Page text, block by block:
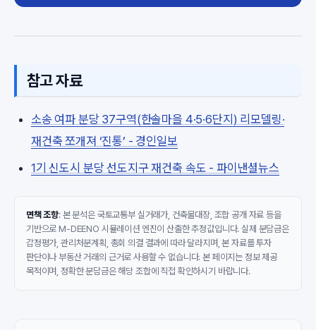
참고 자료
소송 여파 분당 37구역(한솔마을 4·5·6단지) 리모델링·
재건축 쪼개져 ‘진통’ - 경인일보
1기 신도시 분당 선도지구 재건축 속도 - 파이낸셜뉴스
면책 조항: 본 분석은 국토교통부 실거래가, 건축물대장, 조합 공개 자료 등을
기반으로 M-DEENO 시뮬레이션 엔진이 산출한 추정값입니다. 실제 분담금은
감정평가, 관리처분계획, 총회 의결 결과에 따라 달라지며, 본 자료를 투자
판단이나 부동산 거래의 근거로 사용할 수 없습니다. 본 페이지는 정보 제공
목적이며, 정확한 분담금은 해당 조합에 직접 확인하시기 바랍니다.